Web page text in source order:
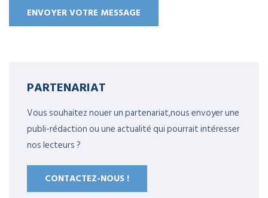
PARTENARIAT
Vous souhaitez nouer un partenariat,nous envoyer une
publi-rédaction ou une actualité qui pourrait intéresser
nos lecteurs ?
CONTACTEZ-NOUS !